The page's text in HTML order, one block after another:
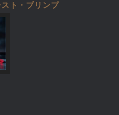
ト・ブリンプ